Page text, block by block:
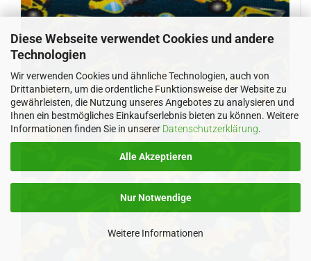
Diese Webseite verwendet Cookies und andere
Technologien
Wir verwenden Cookies und ähnliche Technologien, auch von
Drittanbietern, um die ordentliche Funktionsweise der Website zu
gewährleisten, die Nutzung unseres Angebotes zu analysieren und
Ihnen ein bestmögliches Einkaufserlebnis bieten zu können. Weitere
Informationen finden Sie in unserer Datenschutzerklärung.
Alle Akzeptieren
Nur Notwendige
Weitere Informationen